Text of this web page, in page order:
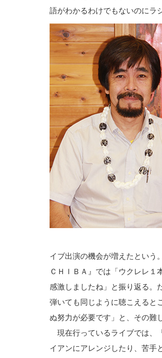
語がわかるわけでもないのにラ
イブ出演の機会が増えたという
ＣＨＩＢＡ』では「ウクレレ１
感激しましたね」と振り返る。
弾いても同じように聴こえると
ぬ努力が必要です」と、その難
現在行っているライブでは、
イアンにアレンジしたり、苦手